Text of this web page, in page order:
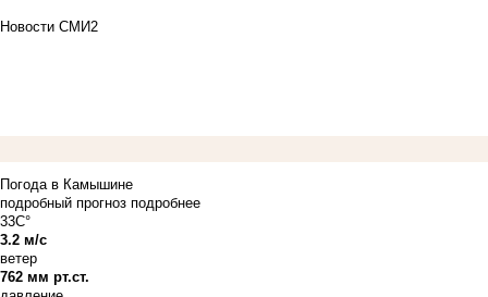
Новости СМИ2
Погода в Камышине
подробный прогноз подробнее
33C°
3.2 м/с
ветер
762 мм рт.ст.